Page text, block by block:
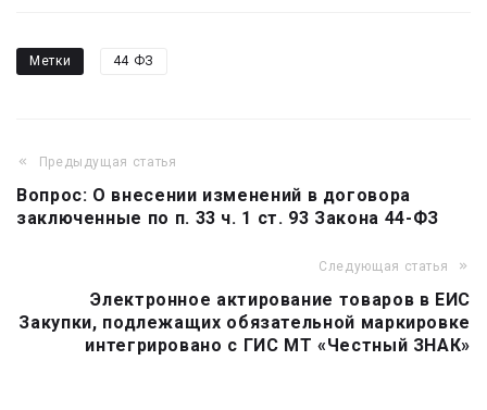
Метки 44 ФЗ
Навигация
по
Предыдущая статья
Вопрос: О внесении изменений в договора
заключенные по п. 33 ч. 1 ст. 93 Закона 44-ФЗ
Следующая статья
Электронное актирование товаров в ЕИС
Закупки, подлежащих обязательной маркировке
интегрировано с ГИС МТ «Честный ЗНАК»